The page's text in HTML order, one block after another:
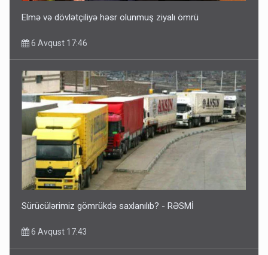
Elmə və dövlətçiliyə həsr olunmuş ziyalı ömrü
6 Avqust 17:46
Sürücülərimiz gömrükdə saxlanılıb? - RƏSMİ
6 Avqust 17:43